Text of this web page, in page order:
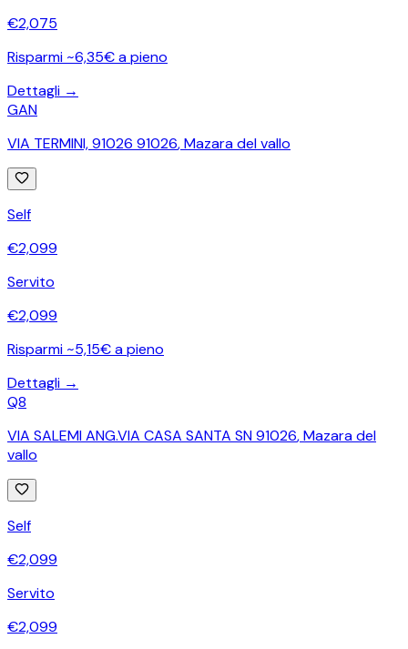
€2,075
Risparmi ~6,35€ a pieno
Dettagli →
GAN
VIA TERMINI, 91026 91026,Mazara del vallo
Self
€2,099
Servito
€2,099
Risparmi ~5,15€ a pieno
Dettagli →
Q8
VIA SALEMI ANG.VIA CASA SANTA SN 91026,Mazara del
vallo
Self
€2,099
Servito
€2,099